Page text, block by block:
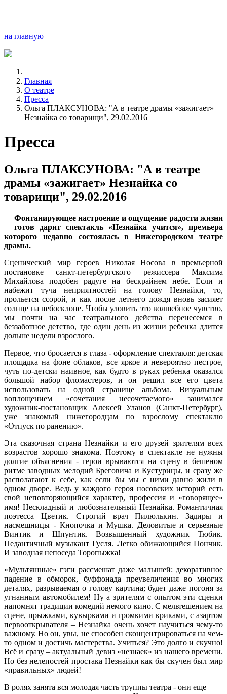
на главную
Главная
О театре
Пресса
Ольга ПЛАКСУНОВА: "А в театре драмы «зажигает»
Незнайка со товарищи", 29.02.2016
Пресса
Ольга ПЛАКСУНОВА: "А в театре
драмы «зажигает» Незнайка со
товарищи", 29.02.2016
Фонтанирующее настроение и ощущение радости жизни
готов дарит спектакль «Незнайка учится», премьера
которого недавно состоялась в Нижегородском театре
драмы.
Сценический мир героев Николая Носова в премьерной
постановке санкт-петербургского режиссера Максима
Михайлова подобен радуге на бескрайнем небе. Если и
набежит туча неприятностей на голову Незнайки, то,
прольется ссорой, и как после летнего дождя вновь засияет
солнце на небосклоне. Чтобы уловить это волшебное чувство,
мы почти на час театрального действа перенесемся в
беззаботное детство, где один день из жизни ребенка длится
дольше недели взрослого.
Первое, что бросается в глаза - оформление спектакля: детская
площадка на фоне облаков, все яркое и невероятно пестрое,
чуть по-детски наивное, как будто в руках ребенка оказался
большой набор фломастеров, и он решил все его цвета
использовать на одной странице альбома. Визуальным
воплощением «сочетания несочетаемого» занимался
художник-постановщик Алексей Уланов (Санкт-Петербург),
уже знакомый нижегородцам по взрослому спектаклю
«Отпуск по ранению».
Эта сказочная страна Незнайки и его друзей зрителям всех
возрастов хорошо знакома. Поэтому в спектакле не нужны
долгие объяснения - герои врываются на сцену в бешеном
ритме заводных мелодий Бреговича и Кустурицы, и сразу же
располагают к себе, как если бы мы с ними давно жили в
одном дворе. Ведь у каждого героя носовских историй есть
свой неповторяющийся характер, профессия и «говорящее»
имя! Нескладный и любознательный Незнайка. Романтичная
поэтесса Цветик. Строгий врач Пилюлькин. Задиры и
насмешницы - Кнопочка и Мушка. Деловитые и серьезные
Винтик и Шпунтик. Возвышенный художник Тюбик.
Педантичный музыкант Гусля. Легко обижающийся Пончик.
И заводная непоседа Торопыжка!
«Мультяшные» гэги рассмешат даже малышей: декоративное
падение в обморок, буффонада преувеличения во многих
деталях, разрываемая о голову картина; будет даже погоня за
угнанным автомобилем! Ну а зрителям с опытом эти сценки
напомнят традиции комедий немого кино. С мельтешением на
сцене, прыжками, кувырками и громкими криками, с азартом
первооткрывателя – Незнайка очень хочет научиться чему-то
важному. Но он, увы, не способен сконцентрироваться на чем-
то одном и достичь мастерства. Учиться? Это долго и скучно!
Всё и сразу – актуальный девиз «незнаек» из нашего времени.
Но без нелепостей простака Незнайки как бы скучен был мир
«правильных» людей!
В ролях занята вся молодая часть труппы театра - они еще